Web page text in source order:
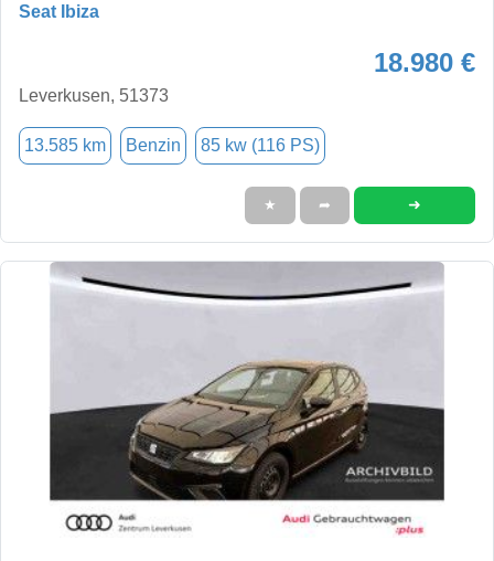
Seat Ibiza
18.980 €
Leverkusen, 51373
13.585 km Benzin 85 kw (116 PS)
★ ➦ ➜